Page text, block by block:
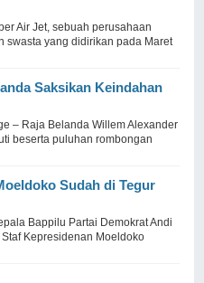
Air Jet, sebuah perusahaan
swasta yang didirikan pada Maret
Saksikan Keindahan
– Raja Belanda Willem Alexander
beserta puluhan rombongan
Sudah di Tegur
Bappilu Partai Demokrat Andi
Kepresidenan Moeldoko